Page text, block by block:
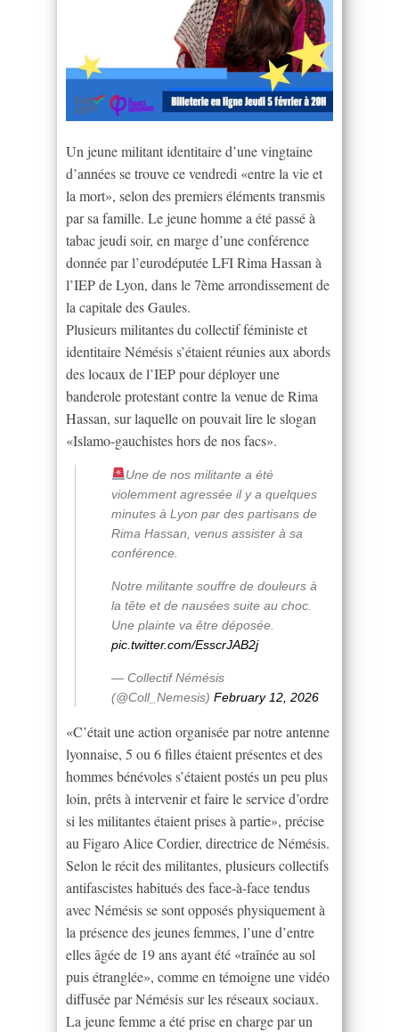
Un jeune militant identitaire d’une vingtaine
d’années se trouve ce vendredi «entre la vie et
la mort», selon des premiers éléments transmis
par sa famille. Le jeune homme a été passé à
tabac jeudi soir, en marge d’une conférence
donnée par l’eurodéputée LFI Rima Hassan à
l’IEP de Lyon, dans le 7ème arrondissement de
la capitale des Gaules.
Plusieurs militantes du collectif féministe et
identitaire Némésis s’étaient réunies aux abords
des locaux de l’IEP pour déployer une
banderole protestant contre la venue de Rima
Hassan, sur laquelle on pouvait lire le slogan
«Islamo-gauchistes hors de nos facs».
Une de nos militante a été
violemment agressée il y a quelques
minutes à Lyon par des partisans de
Rima Hassan, venus assister à sa
conférence.
Notre militante souffre de douleurs à
la tête et de nausées suite au choc.
Une plainte va être déposée.
pic.twitter.com/EsscrJAB2j
— Collectif Némésis
(@Coll_Nemesis) February 12, 2026
«C’était une action organisée par notre antenne
lyonnaise, 5 ou 6 filles étaient présentes et des
hommes bénévoles s’étaient postés un peu plus
loin, prêts à intervenir et faire le service d’ordre
si les militantes étaient prises à partie», précise
au Figaro Alice Cordier, directrice de Némésis.
Selon le récit des militantes, plusieurs collectifs
antifascistes habitués des face-à-face tendus
avec Némésis se sont opposés physiquement à
la présence des jeunes femmes, l’une d’entre
elles âgée de 19 ans ayant été «traînée au sol
puis étranglée», comme en témoigne une vidéo
diffusée par Némésis sur les réseaux sociaux.
La jeune femme a été prise en charge par un